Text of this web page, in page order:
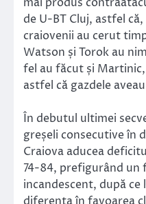
de U-BT Cluj, astfel
craiovenii au cerut
Watson și Torok au
fel au făcut și Martinic,
astfel că gazdele
În debutul ultimei
greșeli consecutive în
Craiova aducea
74-84, prefigurând un
incandescent, după